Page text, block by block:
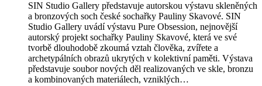
SIN Studio Gallery představuje autorskou výstavu skleněných
a bronzových soch české sochařky Pauliny Skavové. SIN
Studio Gallery uvádí výstavu Pure Obsession, nejnovější
autorský projekt sochařky Pauliny Skavové, která ve své
tvorbě dlouhodobě zkoumá vztah člověka, zvířete a
archetypálních obrazů ukrytých v kolektivní paměti. Výstava
představuje soubor nových děl realizovaných ve skle, bronzu
a kombinovaných materiálech, vzniklých…